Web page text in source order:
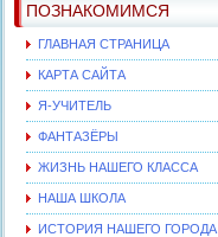
ПОЗНАКОМИМСЯ
ГЛАВНАЯ СТРАНИЦА
КАРТА САЙТА
Я-УЧИТЕЛЬ
ФАНТАЗЁРЫ
ЖИЗНЬ НАШЕГО КЛАССА
НАША ШКОЛА
ИСТОРИЯ НАШЕГО ГОРОДА